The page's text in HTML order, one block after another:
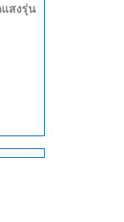
แสงรุ่น